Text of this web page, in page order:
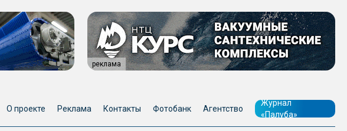
реклама
О проекте Реклама Контакты Фотобанк Агентство
Журнал
«Палуба»